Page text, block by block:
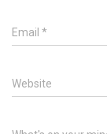
Email *
Website